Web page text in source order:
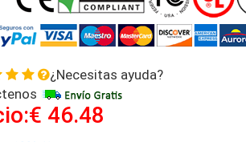
¿Necesitas ayuda?
46.48